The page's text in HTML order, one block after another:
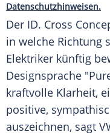
Datenschutzhinweisen.
Der ID. Cross
in welche Richtung
Elektriker künftig
Designsprache
kraftvolle Klarheit,
positive,
auszeichnen, sagt